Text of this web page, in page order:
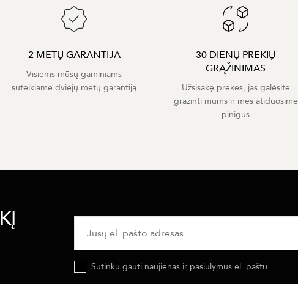
2 METŲ GARANTIJA
Visiems mūsų gaminiams
suteikiame dviejų metų garantiją
30 DIENŲ PREKIŲ
GRĄŽINIMAS
Užsisakę prekes, jas galėsite
gražinti mums ir mes atiduosime
pinigus
Sutinku gauti naujienas ir pasiulymus el. paštu.